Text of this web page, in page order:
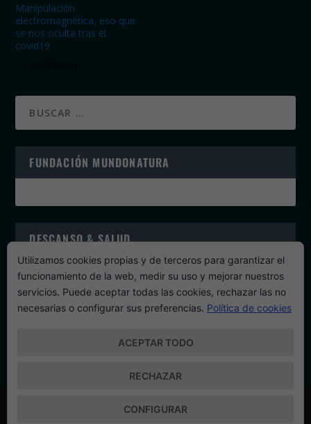
Manipulación
electromagnética, eso que
se nos oculta tras el
covid19
FUNDACIÓN MUNDONATURA
DESCANSO & SALUD
PROGRAMAS DE SALUD
Elegant Themes| Desarrollado por
Utilizamos cookies propias y de terceros para garantizar el
funcionamiento de la web, medir su uso y mejorar nuestros
servicios. Puede aceptar todas las cookies, rechazar las no
necesarias o configurar sus preferencias. Política de cookies
ACEPTAR TODO
RECHAZAR
CONFIGURAR